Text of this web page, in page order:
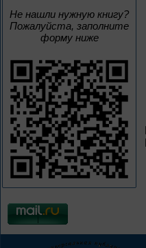
Не нашли нужную книгу?
Пожалуйста, заполните
форму ниже